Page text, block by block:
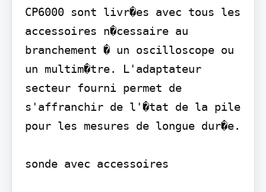
CP6000 sont livr�es avec tous les
accessoires n�cessaire au
branchement � un oscilloscope ou
un multim�tre. L'adaptateur
secteur fourni permet de
s'affranchir de l'�tat de la pile
pour les mesures de longue dur�e.
sonde avec accessoires